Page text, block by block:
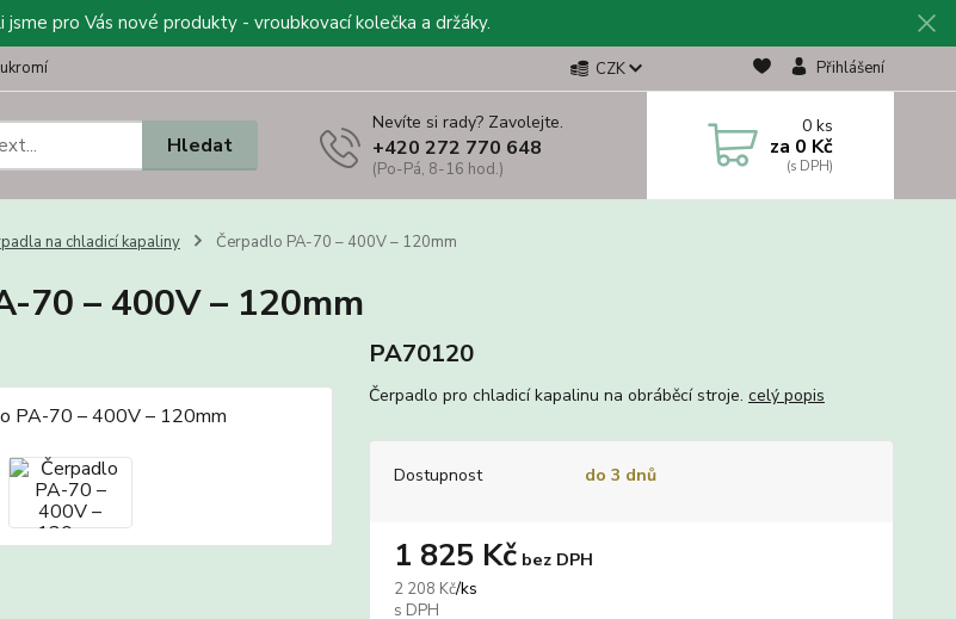
jsme pro Vás nové produkty - vroubkovací kolečka a držáky.
CZK Přihlášení
Hledat
Nevíte si rady? Zavolejte.
+420 272 770 648
(Po-Pá, 8-16 hod.)
0ks
za 0 Kč
na chladicí kapaliny Čerpadlo PA-70 – 400V – 120mm
70 – 400V – 120mm
PA70120
Čerpadlo pro chladicí kapalinu na obráběcí stroje. celý popis
Dostupnost do 3 dnů
2 208 Kč/ks
1 825 Kč bez DPH